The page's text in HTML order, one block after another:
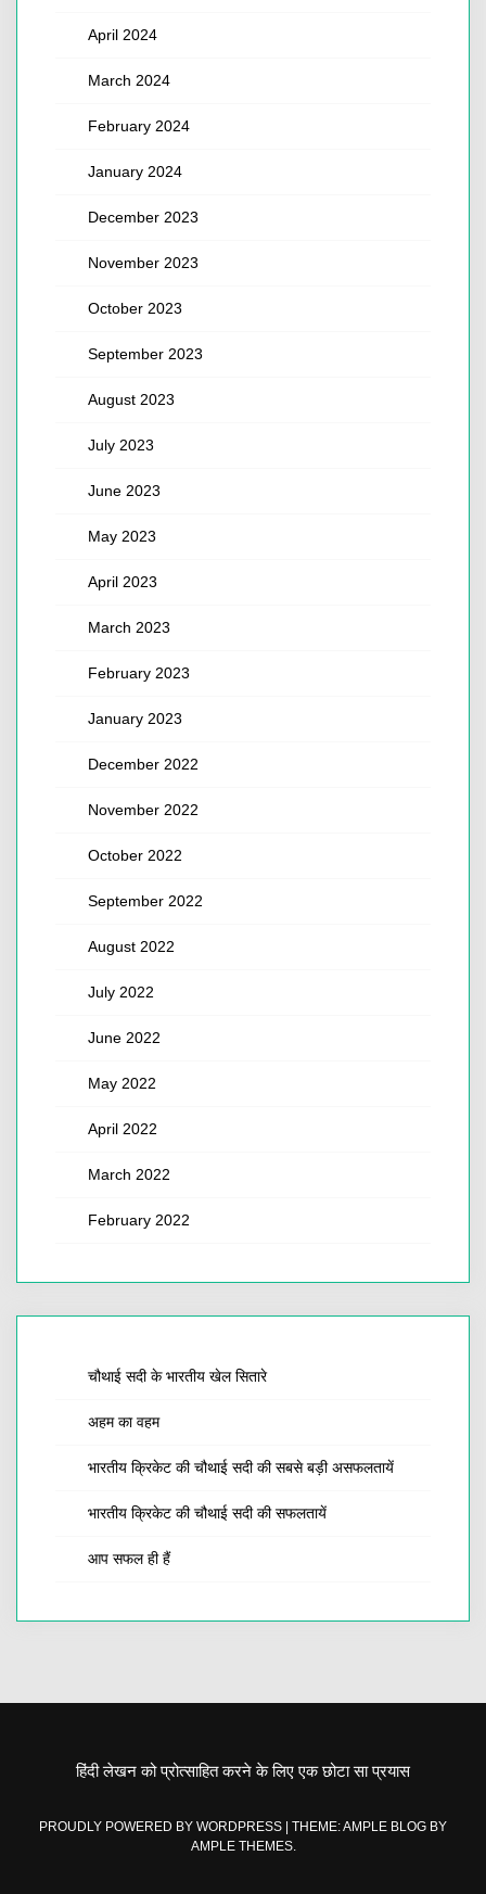
April 2024
March 2024
February 2024
January 2024
December 2023
November 2023
October 2023
September 2023
August 2023
July 2023
June 2023
May 2023
April 2023
March 2023
February 2023
January 2023
December 2022
November 2022
October 2022
September 2022
August 2022
July 2022
June 2022
May 2022
April 2022
March 2022
February 2022
चौथाई सदी के भारतीय खेल सितारे
अहम का वहम
भारतीय क्रिकेट की चौथाई सदी की सबसे बड़ी असफलतायें
भारतीय क्रिकेट की चौथाई सदी की सफलतायें
आप सफल ही हैं
हिंदी लेखन को प्रोत्साहित करने के लिए एक छोटा सा प्रयास
PROUDLY POWERED BY WORDPRESS
THEME: AMPLE BLOG BY
AMPLE THEMES.